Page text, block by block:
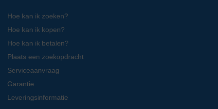
Hoe kan ik zoeken?
Hoe kan ik kopen?
Hoe kan ik betalen?
Plaats een zoekopdracht
Serviceaanvraag
Garantie
Leveringsinformatie